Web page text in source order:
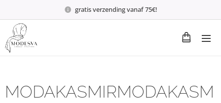
gratis verzending vanaf 75€!
MODAKASMIRMODAKASM